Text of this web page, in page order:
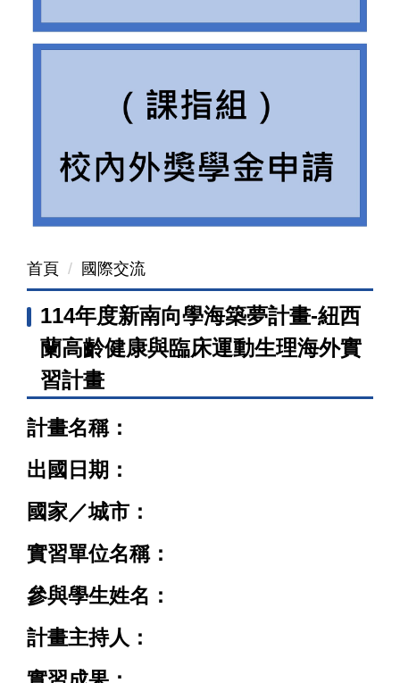
首頁 國際交流
114年度新南向學海築夢計畫-紐西
蘭高齡健康與臨床運動生理海外實
習計畫
計畫名稱：
出國日期：
國家／城市：
實習單位名稱：
參與學生姓名：
計畫主持人：